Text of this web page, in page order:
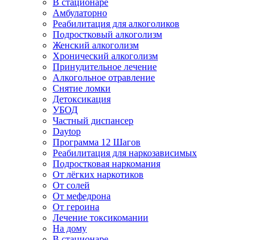
В стационаре
Амбулаторно
Реабилитация для алкоголиков
Подростковый алкоголизм
Женский алкоголизм
Хронический алкоголизм
Принудительное лечение
Алкогольное отравление
Снятие ломки
Детоксикация
УБОД
Частный диспансер
Daytop
Программа 12 Шагов
Реабилитация для наркозависимых
Подростковая наркомания
От лёгких наркотиков
От солей
От мефедрона
От героина
Лечение токсикомании
На дому